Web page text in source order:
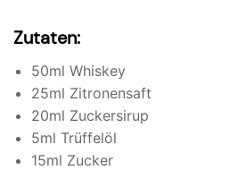
Zutaten:
50ml Whiskey
25ml Zitronensaft
20ml Zuckersirup
5ml Trüffelöl
15ml Zucker